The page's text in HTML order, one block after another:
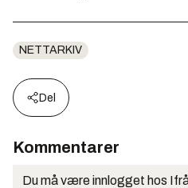
NETTARKIV
Del
Kommentarer
Du må være innlogget hos